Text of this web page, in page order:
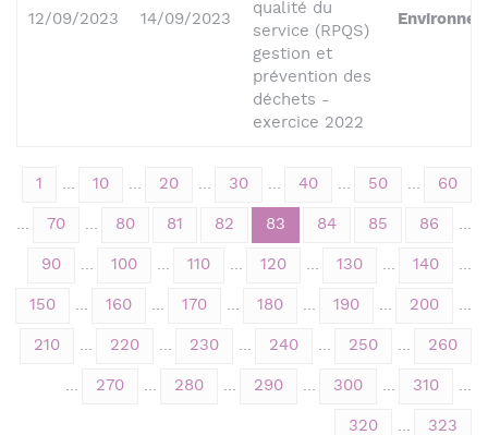
12/09/2023 14/09/2023
qualité du
service (RPQS)
gestion et
prévention des
déchets -
exercice 2022
1 ... 10 ... 20 ... 30 ... 40 ... 50 ... 60
... 70 ... 80 81 82 83 84 85 86 ...
90 ... 100 ... 110 ... 120 ... 130 ... 140 ...
150 ... 160 ... 170 ... 180 ... 190 ... 200 ...
210 ... 220 ... 230 ... 240 ... 250 ... 260
... 270 ... 280 ... 290 ... 300 ... 310 ...
320 ... 323